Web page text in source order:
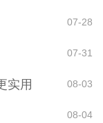
07-28
07-31
实用 08-03
08-04